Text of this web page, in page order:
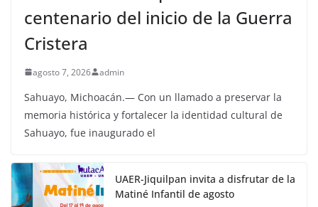
centenario del inicio de la Guerra
Cristera
agosto 7, 2026 admin
Sahuayo, Michoacán.— Con un llamado a preservar la
memoria histórica y fortalecer la identidad cultural de
Sahuayo, fue inaugurado el
UAER-Jiquilpan invita a disfrutar de la
Matiné Infantil de agosto